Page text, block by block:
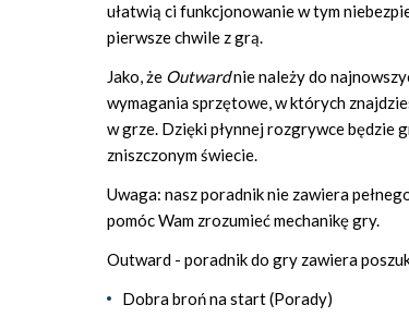
ułatwią ci funkcjonowanie w tym
pierwsze chwile z grą.
Jako, że Outwardnie należy do
wymagania sprzętowe, w których
w grze. Dzięki płynnej rozgrywce będzie
zniszczonym świecie.
Uwaga: nasz poradnik nie zawiera
pomóc Wam zrozumieć mechanikę gry.
Outward - poradnik do gry zawiera
Dobra broń na start (Porady)